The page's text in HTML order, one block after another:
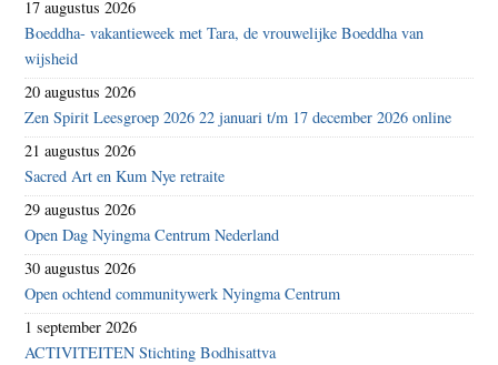
17 augustus 2026
Boeddha- vakantieweek met Tara, de vrouwelijke Boeddha van
wijsheid
20 augustus 2026
Zen Spirit Leesgroep 2026 22 januari t/m 17 december 2026 online
21 augustus 2026
Sacred Art en Kum Nye retraite
29 augustus 2026
Open Dag Nyingma Centrum Nederland
30 augustus 2026
Open ochtend communitywerk Nyingma Centrum
1 september 2026
ACTIVITEITEN Stichting Bodhisattva